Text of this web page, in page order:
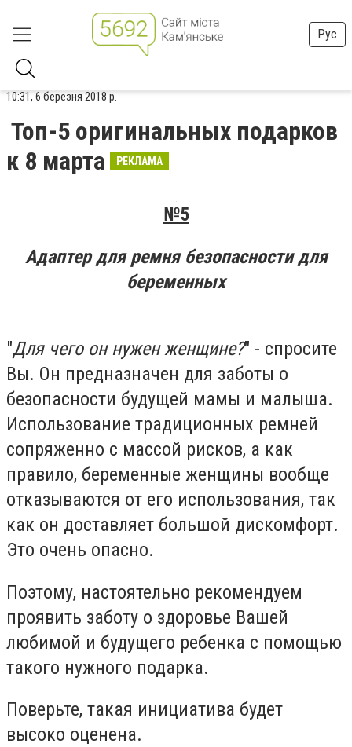
Рус
10:31, 6 березня 2018 р.
Топ-5 оригинальных подарков
к 8 марта
РЕКЛАМА
№5
Адаптер для ремня безопасности для
беременных
"Для чего он нужен женщине?" - спросите
Вы. Он предназначен для заботы о
безопасности будущей мамы и малыша.
Использование традиционных ремней
сопряженно с массой рисков, а как
правило, беременные женщины вообще
отказываются от его использования, так
как он доставляет большой дискомфорт.
Это очень опасно.
Поэтому, настоятельно рекомендуем
проявить заботу о здоровье Вашей
любимой и будущего ребенка с помощью
такого нужного подарка.
Поверьте, такая инициатива будет
высоко оценена.